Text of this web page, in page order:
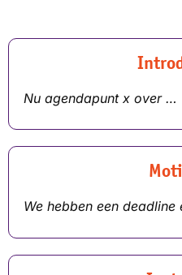
Nu agendapunt x over …
We hebben een